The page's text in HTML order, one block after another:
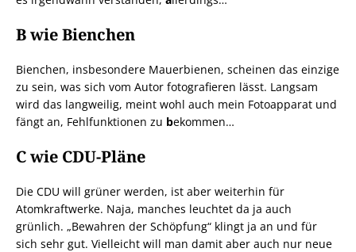
B wie Bienchen
Bienchen, insbesondere Mauerbienen, scheinen das einzige
zu sein, was sich vom Autor fotografieren lässt. Langsam
wird das langweilig, meint wohl auch mein Fotoapparat und
fängt an, Fehlfunktionen zu bekommen…
C wie CDU-Pläne
Die CDU will grüner werden, ist aber weiterhin für
Atomkraftwerke. Naja, manches leuchtet da ja auch
grünlich. „Bewahren der Schöpfung“ klingt ja an und für
sich sehr gut. Vielleicht will man damit aber auch nur neue